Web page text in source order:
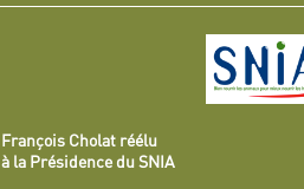
François Cholat réélu
à la Présidence du SNIA